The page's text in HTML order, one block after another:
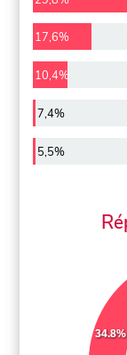
17,6%
10,4%
7,4%
5,5%
34.8%